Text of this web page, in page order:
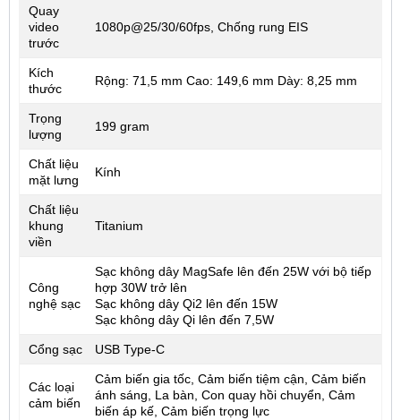
Quay
video
trước
1080p@25/30/60fps, Chống rung EIS
Kích
thước
Rộng: 71,5 mm Cao: 149,6 mm Dày: 8,25 mm
Trọng
lượng
199 gram
Chất liệu
mặt lưng
Kính
Chất liệu
khung
viền
Titanium
Công
nghệ sạc
Sạc không dây MagSafe lên đến 25W với bộ tiếp
hợp 30W trở lên
Sạc không dây Qi2 lên đến 15W
Sạc không dây Qi lên đến 7,5W
Cổng sạc USB Type-C
Các loại
cảm biến
Cảm biến gia tốc, Cảm biến tiệm cận, Cảm biến
ánh sáng, La bàn, Con quay hồi chuyển, Cảm
biến áp kế, Cảm biến trọng lực